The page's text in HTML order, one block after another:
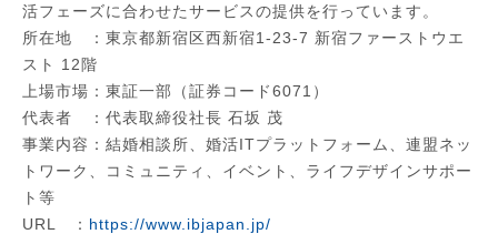
活フェーズに合わせたサービスの提供を行っています。
所在地 ：東京都新宿区西新宿1-23-7 新宿ファーストウエ
スト 12階
上場市場：東証一部（証券コード6071）
代表者 ：代表取締役社長 石坂 茂
事業内容：結婚相談所、婚活ITプラットフォーム、連盟ネッ
トワーク、コミュニティ、イベント、ライフデザインサポー
ト等
URL ： https://www.ibjapan.jp/